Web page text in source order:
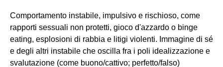
Comportamento instabile, impulsivo e rischioso, come
rapporti sessuali non protetti, gioco d'azzardo o binge
eating, esplosioni di rabbia e litigi violenti. Immagine di sé
e degli altri instabile che oscilla fra i poli idealizzazione e
svalutazione (come buono/cattivo; perfetto/falso)